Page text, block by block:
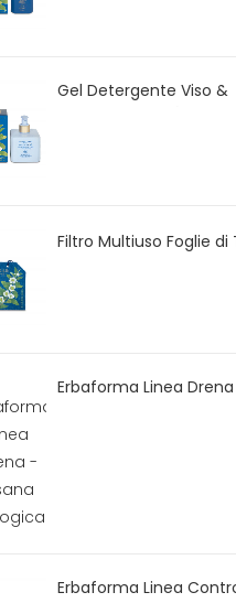
Gel Detergente Viso &
Filtro Multiuso Foglie di
Erbaforma Linea
Erbaforma Linea